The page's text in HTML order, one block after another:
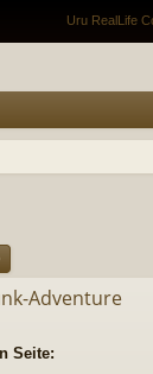
Adventure
Seite: